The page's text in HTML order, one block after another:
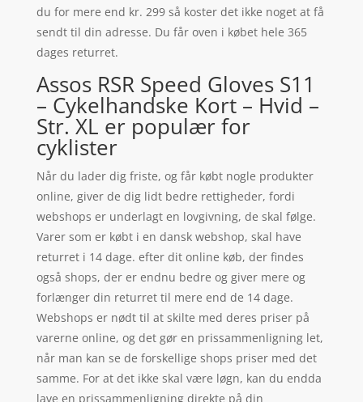
du for mere end kr. 299 så koster det ikke noget at få
sendt til din adresse. Du får oven i købet hele 365
dages returret.
Assos RSR Speed Gloves S11
– Cykelhandske Kort – Hvid –
Str. XL er populær for
cyklister
Når du lader dig friste, og får købt nogle produkter
online, giver de dig lidt bedre rettigheder, fordi
webshops er underlagt en lovgivning, de skal følge.
Varer som er købt i en dansk webshop, skal have
returret i 14 dage. efter dit online køb, der findes
også shops, der er endnu bedre og giver mere og
forlænger din returret til mere end de 14 dage.
Webshops er nødt til at skilte med deres priser på
varerne online, og det gør en prissammenligning let,
når man kan se de forskellige shops priser med det
samme. For at det ikke skal være løgn, kan du endda
lave en prissammenligning direkte på din